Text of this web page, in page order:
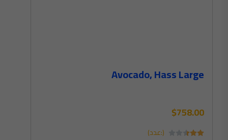
Avocado, Hass Large
$758.00
(:عدد)